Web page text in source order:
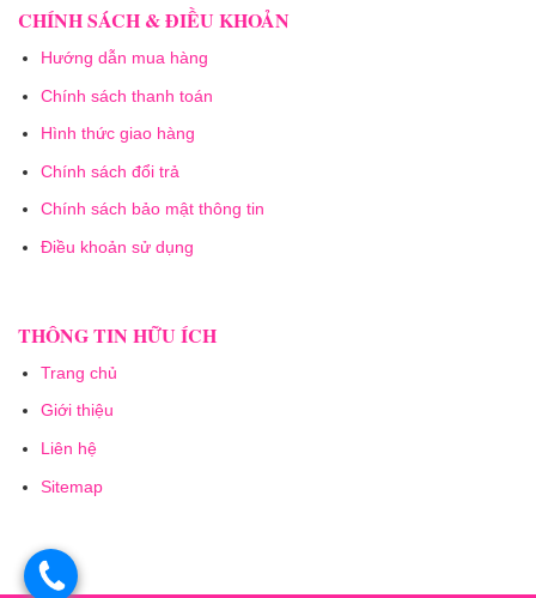
CHÍNH SÁCH & ĐIỀU KHOẢN
Hướng dẫn mua hàng
Chính sách thanh toán
Hình thức giao hàng
Chính sách đổi trả
Chính sách bảo mật thông tin
Điều khoản sử dụng
THÔNG TIN HỮU ÍCH
Trang chủ
Giới thiệu
Liên hệ
Sitemap
.